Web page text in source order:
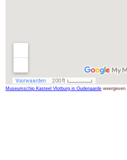
Museumschip Kasteel Vlotburg in Oudenaarde weergeven